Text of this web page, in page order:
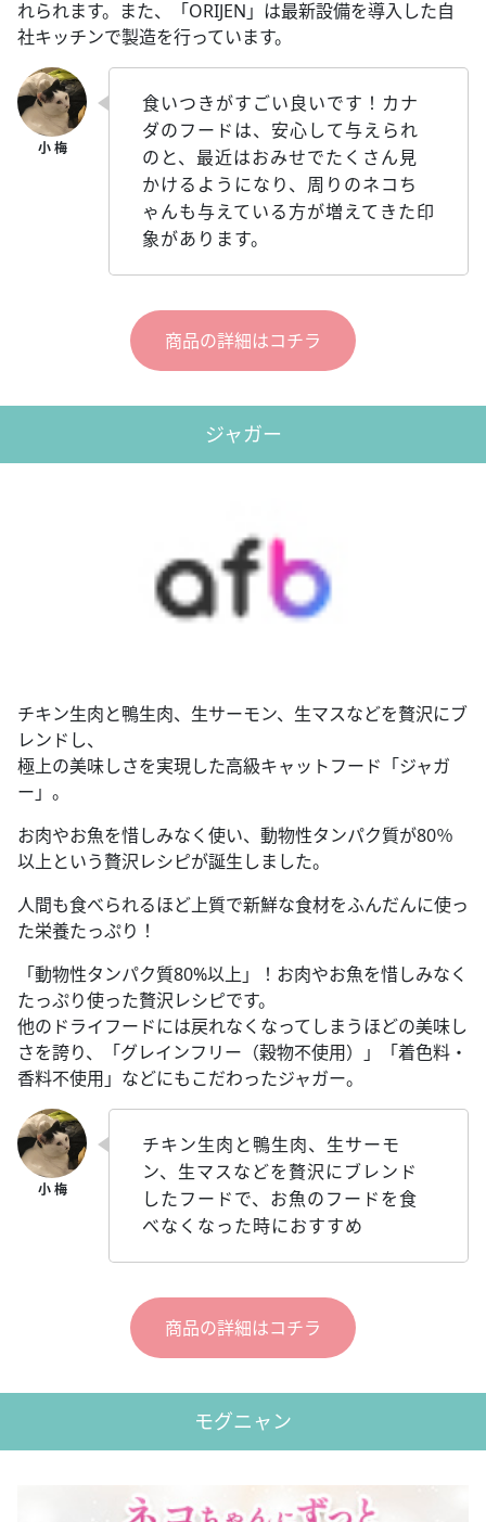
れられます。また、「ORIJEN」は最新設備を導入した自
社キッチンで製造を行っています。
食いつきがすごい良いです！カナ
ダのフードは、安心して与えられ
のと、最近はおみせでたくさん見
かけるようになり、周りのネコち
ゃんも与えている方が増えてきた印
象があります。
商品の詳細はコチラ
ジャガー
チキン生肉と鴨生肉、生サーモン、生マスなどを贅沢にブ
レンドし、
極上の美味しさを実現した高級キャットフード「ジャガ
ー」。
お肉やお魚を惜しみなく使い、動物性タンパク質が80％
以上という贅沢レシピが誕生しました。
人間も食べられるほど上質で新鮮な食材をふんだんに使っ
た栄養たっぷり！
「動物性タンパク質80%以上」！お肉やお魚を惜しみなく
たっぷり使った贅沢レシピです。
他のドライフードには戻れなくなってしまうほどの美味し
さを誇り、「グレインフリー（穀物不使用）」「着色料・
香料不使用」などにもこだわったジャガー。
チキン生肉と鴨生肉、生サーモ
ン、生マスなどを贅沢にブレンド
したフードで、お魚のフードを食
べなくなった時におすすめ
商品の詳細はコチラ
モグニャン